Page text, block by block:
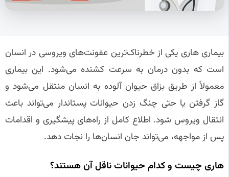
بیماری هاری یکی از خطرناک‌ترین عفونت‌های ویروسی در انسان
است که بدون درمان به سرعت کشنده می‌شود. این بیماری
معمولاً از طریق بزاق حیوان آلوده به انسان منتقل می‌شود و
گاز گرفتن یا حتی چنگ زدن حیوانات پستاندار می‌تواند باعث
انتقال ویروس شود. اطلاع کامل از راه‌های پیشگیری و اقدامات
پس از مواجهه، می‌تواند جان انسان‌ها را نجات دهد.
هاری چیست و کدام حیوانات ناقل آن هستند؟